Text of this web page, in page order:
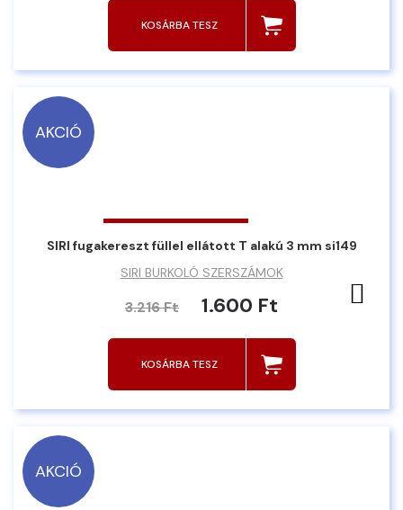
KOSÁRBA TESZ
AKCIÓ
SIRI fugakereszt füllel ellátott T alakú 3 mm si149
SIRI BURKOLÓ SZERSZÁMOK
3.216 Ft 1.600 Ft
KOSÁRBA TESZ
AKCIÓ